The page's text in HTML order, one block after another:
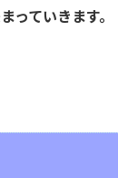
ていきます。